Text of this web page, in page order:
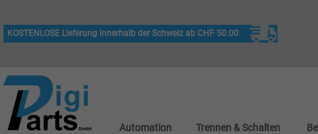
KOSTENLOSE Lieferung innerhalb der Schweiz ab CHF 50.00
Automation Trennen & Schalten